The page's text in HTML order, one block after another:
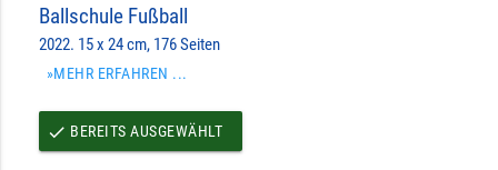
Ballschule Fußball
2022. 15 x 24 cm, 176 Seiten
»MEHR ERFAHREN ...
done BEREITS AUSGEWÄHLT